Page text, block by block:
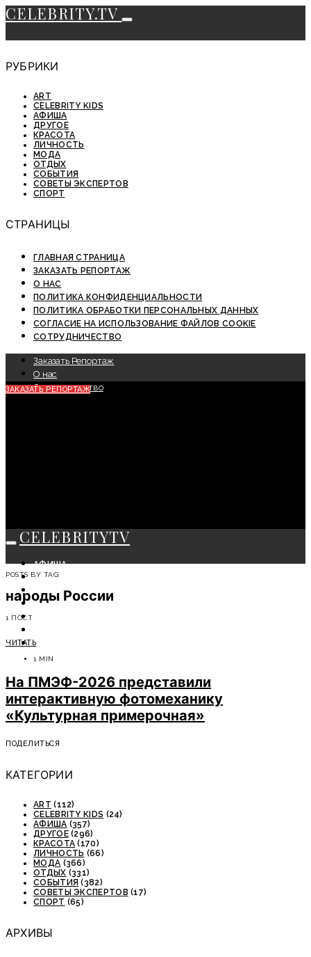
CELEBRITY.TV
РУБРИКИ
ART
CELEBRITY KIDS
АФИША
ДРУГОЕ
КРАСОТА
ЛИЧНОСТЬ
МОДА
ОТДЫХ
СОБЫТИЯ
СОВЕТЫ ЭКСПЕРТОВ
СПОРТ
СТРАНИЦЫ
ГЛАВНАЯ СТРАНИЦА
ЗАКАЗАТЬ РЕПОРТАЖ
О НАС
ПОЛИТИКА КОНФИДЕНЦИАЛЬНОСТИ
ПОЛИТИКА ОБРАБОТКИ ПЕРСОНАЛЬНЫХ ДАННЫХ
СОГЛАСИЕ НА ИСПОЛЬЗОВАНИЕ ФАЙЛОВ COOKIE
СОТРУДНИЧЕСТВО
Заказать Репортаж
О нас
Сотрудничество
ЗАКАЗАТЬ РЕПОРТАЖ
CELEBRITYTV
АФИША
СОБЫТИЯ
КРАСОТА
МОДА
СОВЕТЫ ЭКСПЕРТОВ
POSTS BY TAG
народы России
1 ПОСТ
ЧИТАТЬ
1 MIN
На ПМЭФ-2026 представили
интерактивную фотомеханику
«Культурная примерочная»
ПОДЕЛИТЬСЯ
КАТЕГОРИИ
ART (112)
CELEBRITY KIDS (24)
АФИША (357)
ДРУГОЕ(296)
КРАСОТА (170)
ЛИЧНОСТЬ (66)
МОДА (366)
ОТДЫХ (331)
СОБЫТИЯ (382)
СОВЕТЫ ЭКСПЕРТОВ (17)
СПОРТ (65)
АРХИВЫ